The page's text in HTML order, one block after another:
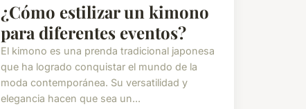
¿Cómo estilizar un kimono
para diferentes eventos?
El kimono es una prenda tradicional japonesa
que ha logrado conquistar el mundo de la
moda contemporánea. Su versatilidad y
elegancia hacen que sea un...